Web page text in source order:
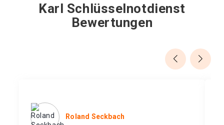
Karl Schlüsselnotdienst
Bewertungen
Roland Seckbach